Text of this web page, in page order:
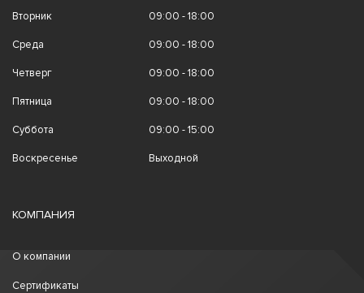
Вторник 09:00 - 18:00
Среда 09:00 - 18:00
Четверг 09:00 - 18:00
Пятница 09:00 - 18:00
Суббота 09:00 - 15:00
Воскресенье Выходной
КОМПАНИЯ
О компании
Сертификаты